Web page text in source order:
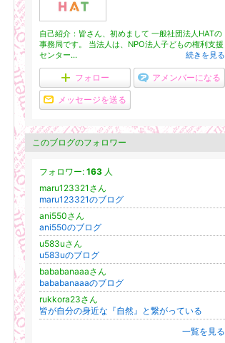
自己紹介：皆さん、初めまして 一般社団法人HATの
事務局です。 当法人は、NPO法人子どもの権利支援
センター...
続きを見る
フォロー アメンバーになる
メッセージを送る
このブログのフォロワー
フォロワー: 163 人
maru123321さん
maru123321のブログ
ani550さん
ani550のブログ
u583uさん
u583uのブログ
bababanaaaさん
bababanaaaのブログ
rukkora23さん
皆が自分の身近な『自然』と繋がっている
一覧を見る